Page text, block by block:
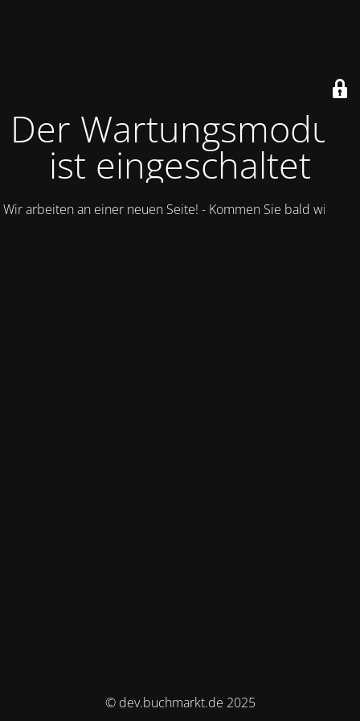
Der Wartungsmodus
ist eingeschaltet
Wir arbeiten an einer neuen Seite! - Kommen Sie bald wieder.
© dev.buchmarkt.de 2025